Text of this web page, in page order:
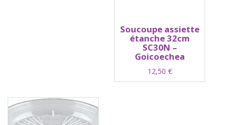
Soucoupe assiette
étanche 32cm
SC30N –
Goicoechea
12,50 €